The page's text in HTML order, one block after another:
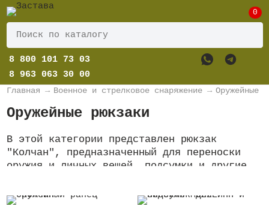
0
8 800 101 73 03
8 963 063 30 00
Главная → Военное и стрелковое снаряжение → Оружейные
Оружейные рюкзаки
В этой категории представлен рюкзак
"Колчан", предназначенный для переноски
оружия и личных вещей, подсумки и другие